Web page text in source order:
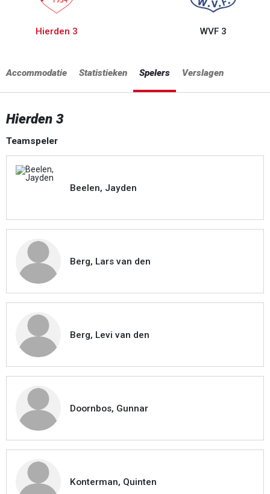
Hierden 3 WVF 3
Accommodatie Statistieken Spelers Verslagen
Hierden 3
Teamspeler
Beelen, Jayden
Berg, Lars van den
Berg, Levi van den
Doornbos, Gunnar
Konterman, Quinten